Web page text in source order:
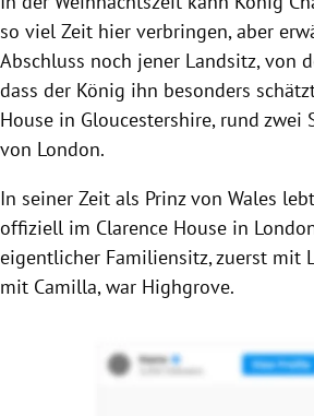
so viel Zeit hier verbringen, aber
Abschluss noch jener Landsitz, von
dass der König ihn besonders
House in Gloucestershire, rund zwei
von London.
In seiner Zeit als Prinz von Wales
offiziell im Clarence House in
eigentlicher Familiensitz, zuerst mit
mit Camilla, war Highgrove.